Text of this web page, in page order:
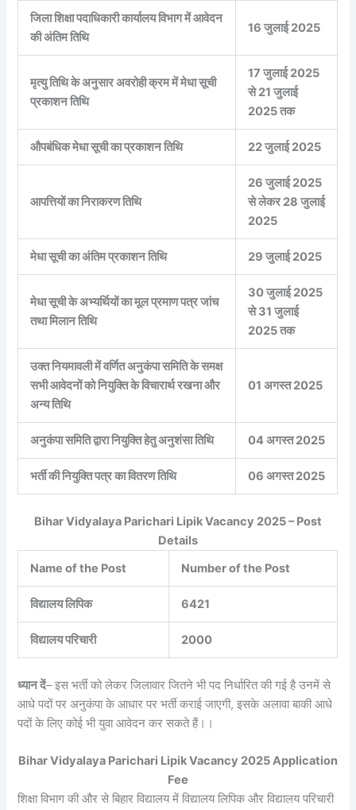
जिला शिक्षा पदाधिकारी कार्यालय विभाग में आवेदन
की अंतिम तिथि
16 जुलाई 2025
मृत्यु तिथि के अनुसार अवरोही क्रम में मेधा सूची
प्रकाशन तिथि
17 जुलाई 2025
से 21 जुलाई
2025 तक
औपबंधिक मेधा सूची का प्रकाशन तिथि 22 जुलाई 2025
आपत्तियों का निराकरण तिथि
26 जुलाई 2025
से लेकर 28 जुलाई
2025
मेधा सूची का अंतिम प्रकाशन तिथि 29 जुलाई 2025
मेधा सूची के अभ्यर्थियों का मूल प्रमाण पत्र जांच
तथा मिलान तिथि
30 जुलाई 2025
से 31 जुलाई
2025 तक
उक्त नियमावली में वर्णित अनुकंपा समिति के समक्ष
सभी आवेदनों को नियुक्ति के विचारार्थ रखना और
अन्य तिथि
01 अगस्त 2025
अनुकंपा समिति द्वारा नियुक्ति हेतु अनुशंसा तिथि 04 अगस्त 2025
भर्ती की नियुक्ति पत्र का वितरण तिथि 06 अगस्त 2025
Bihar Vidyalaya Parichari Lipik Vacancy 2025 – Post
Details
Name of the Post
Number of the Post
विद्यालय लिपिक 6421
विद्यालय परिचारी 2000
ध्यान दें– इस भर्ती को लेकर जिलावार जितने भी पद निर्धारित की गई है उनमें से
आधे पदों पर अनुकंपा के आधार पर भर्ती कराई जाएगी, इसके अलावा बाकी आधे
पदों के लिए कोई भी युवा आवेदन कर सकते हैं।।
Bihar Vidyalaya Parichari Lipik Vacancy 2025 Application
Fee
शिक्षा विभाग की और से बिहार विद्यालय में विद्यालय लिपिक और विद्यालय परिचारी